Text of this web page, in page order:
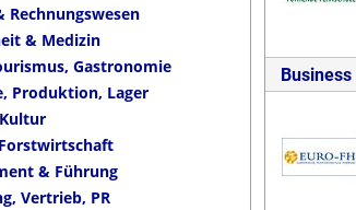
Rechnungswesen
& Medizin
Gastronomie
Produktion, Lager
& Führung
Vertrieb, PR